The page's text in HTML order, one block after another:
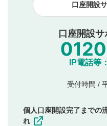
本動画コンテン
他者への誹謗中
公序良俗に反す
氏名、住所、電
他のサイトへの
他者の権利（商
その他当社が不
口座開設
口座開設
IP電話等
受付時間 /
個人口座開設完了までの
れ